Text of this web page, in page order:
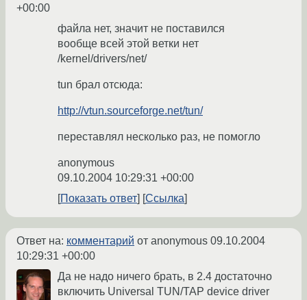
+00:00
файла нет, значит не поставился
вообще всей этой ветки нет
/kernel/drivers/net/
tun брал отсюда:
http://vtun.sourceforge.net/tun/
переставлял несколько раз, не помогло
anonymous
09.10.2004 10:29:31 +00:00
Показать ответ
Ссылка
Ответ на: комментарий от anonymous 09.10.2004
10:29:31 +00:00
Да не надо ничего брать, в 2.4 достаточно
включить Universal TUN/TAP device driver